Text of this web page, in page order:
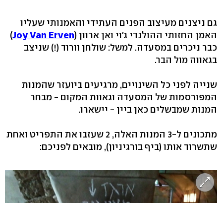
גם ניצנים מעיצוב הפנים העתידי והאמנותי שעליו
האמן החזותי ההולנדי ג'וי ואן ארוון (Joy Van Erven
)
כבר ניכרים במסעדה. למשל: שולחן וורוד (!) שניצב
בגאווה מול הבר.
שנייה לפני כל השינויים, מרגיעים ביועזר שהמנות
המפורסמות של המסעדה וגאוות המקום - מבחר
המנות שמבשלים כאן ביין - יישארו.
מתכונים ל-3 המנות האלה, 2 שעזבו את התפריט ואחת
שתשרוד אותו (ביף בורגיניון), מובאים לפניכם: